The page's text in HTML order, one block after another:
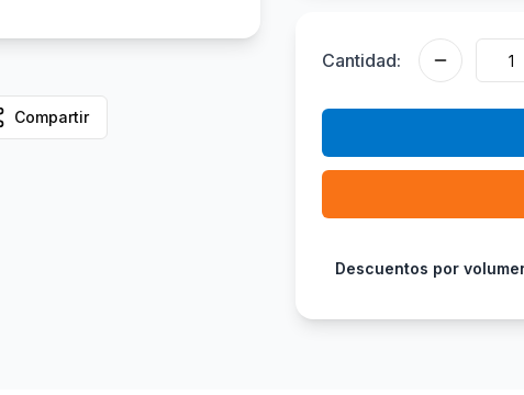
Compartir
Cantidad:
Descuentos por